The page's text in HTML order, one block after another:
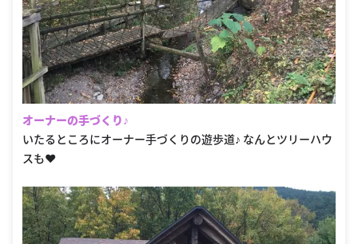
オーナーの手づくり♪
いたるところにオーナー手づくりの遊歩道♪ なんとツリーハウ
スも❤️